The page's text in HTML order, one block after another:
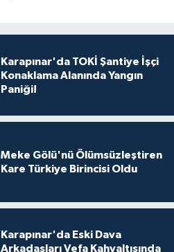
Karapınar'da TOKİ Şantiye İşçi
Konaklama Alanında Yangın
Paniği!
Meke Gölü'nü Ölümsüzleştiren
Kare Türkiye Birincisi Oldu
Karapınar'da Eski Dava
Arkadaşları Vefa Kahvaltısında